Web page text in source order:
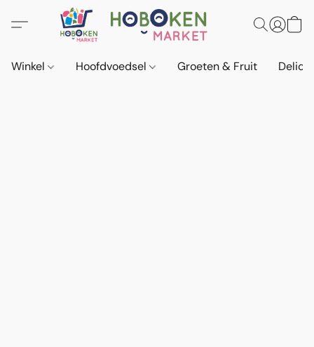
Winkel Hoofdvoedsel Groeten & Fruit